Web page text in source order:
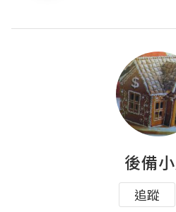
後備
追蹤